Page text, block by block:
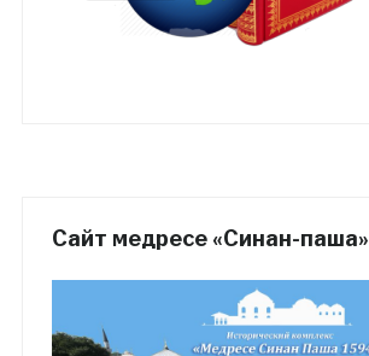
Сайт медресе «Синан-паша»